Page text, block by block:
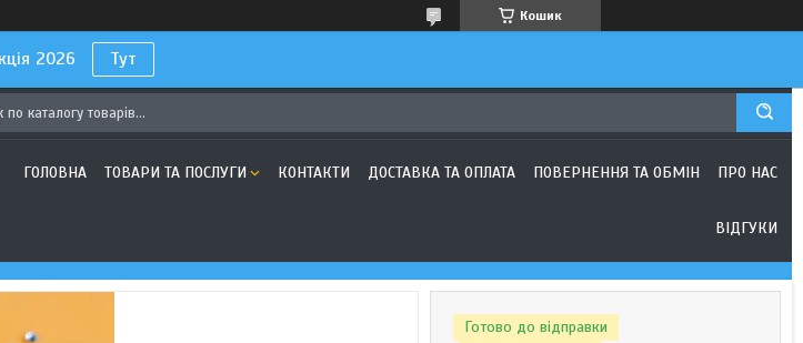
Кошик
2026 Тут
ГОЛОВНА ТОВАРИ ТА ПОСЛУГИ КОНТАКТИ ДОСТАВКА ТА ОПЛАТА ПОВЕРНЕННЯ ТА ОБМІН ПРО НАС
ВІДГУКИ
Готово до відправки